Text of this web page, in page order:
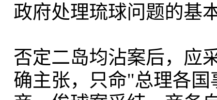
政府处理琉球问题的基
否定二岛均沾案后，应
确主张，只命"总理各